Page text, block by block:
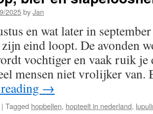
2025byJan
en wat later in
eind loopt. De avonden
vochtiger en vaak ruik je
mensen niet vrolijker
→
| Tagged hopbellen, hopteelt in nederland,